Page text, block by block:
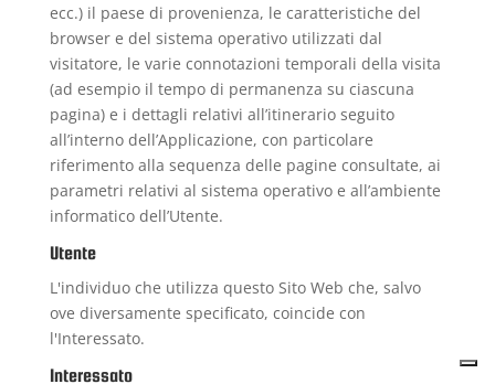
ecc.) il paese di provenienza, le caratteristiche del
browser e del sistema operativo utilizzati dal
visitatore, le varie connotazioni temporali della visita
(ad esempio il tempo di permanenza su ciascuna
pagina) e i dettagli relativi all’itinerario seguito
all’interno dell’Applicazione, con particolare
riferimento alla sequenza delle pagine consultate, ai
parametri relativi al sistema operativo e all’ambiente
informatico dell’Utente.
Utente
L'individuo che utilizza questo Sito Web che, salvo
ove diversamente specificato, coincide con
l'Interessato.
Interessato